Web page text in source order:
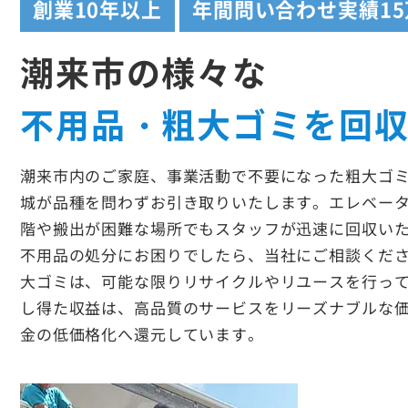
創業10年以上 年間問い合わせ実績
潮来市の様々な
不用品・粗大ゴミを回
潮来市内のご家庭、事業活動で不要になった粗大ゴ
城が品種を問わずお引き取りいたします。エレベー
階や搬出が困難な場所でもスタッフが迅速に回収い
不用品の処分にお困りでしたら、当社にご相談くだ
大ゴミは、可能な限りリサイクルやリユースを行っ
し得た収益は、高品質のサービスをリーズナブルな
金の低価格化へ還元しています。